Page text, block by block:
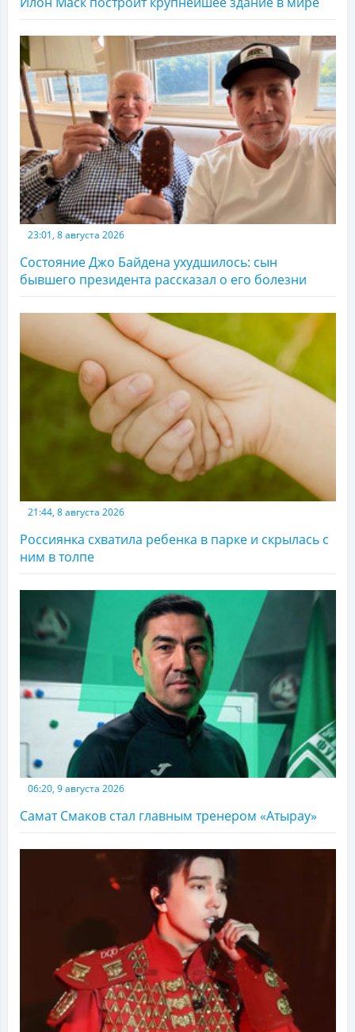
23:01, 8 августа 2026
Состояние Джо Байдена ухудшилось: сын
бывшего президента рассказал о его болезни
21:44, 8 августа 2026
Россиянка схватила ребенка в парке и скрылась с
ним в толпе
06:20, 9 августа 2026
Самат Смаков стал главным тренером «Атырау»